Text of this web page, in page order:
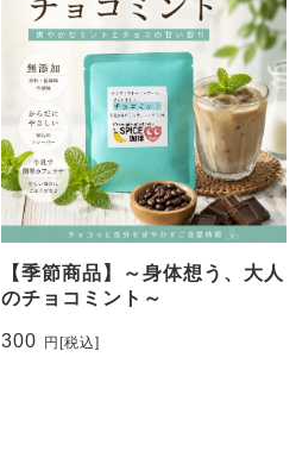
【季節商品】～身体想う、大人
のチョコミント～
300 円[税込]